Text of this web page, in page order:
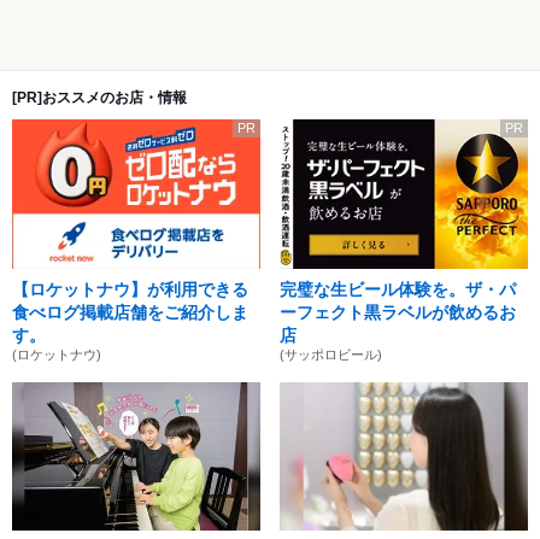
[PR]おススメのお店・情報
PR
【ロケットナウ】が利用できる
食べログ掲載店舗をご紹介しま
す。
(ロケットナウ)
PR
完璧な生ビール体験を。ザ・パ
ーフェクト黒ラベルが飲めるお
店
(サッポロビール)